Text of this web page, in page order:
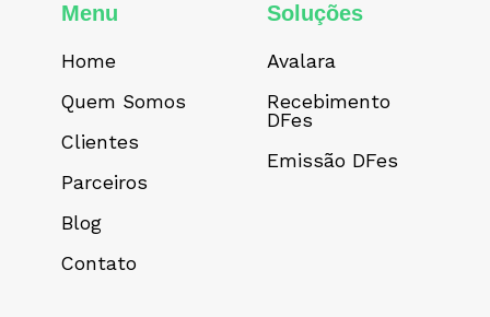
Menu
Home
Quem Somos
Clientes
Parceiros
Blog
Contato
Soluções
Avalara
Recebimento
DFes
Emissão DFes